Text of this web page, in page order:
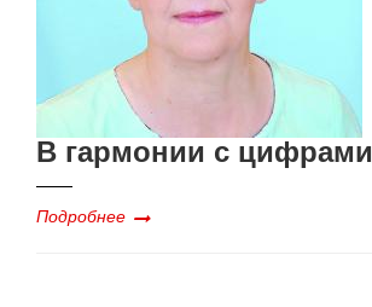
В гармонии с цифрами
Подробнее